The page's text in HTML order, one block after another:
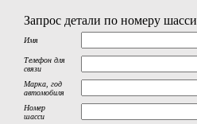
Запрос детали по номеру шасси
Имя
Телефон для
связи
Марка, год
автомобиля
Номер
шасси